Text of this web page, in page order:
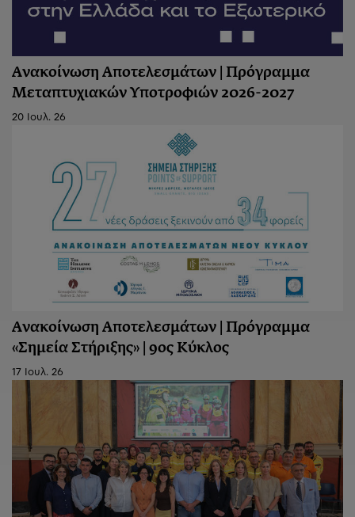
Ανακοίνωση Αποτελεσμάτων | Πρόγραμμα
Μεταπτυχιακών Υποτροφιών 2026-2027
20 Ιουλ. 26
Ανακοίνωση Aποτελεσμάτων | Πρόγραμμα
«Σημεία Στήριξης» | 9ος Κύκλος
17 Ιουλ. 26